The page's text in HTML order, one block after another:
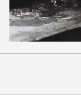
0
21